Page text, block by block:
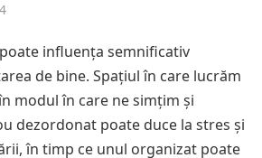
influența semnificativ
de bine. Spațiul în care lucrăm
modul în care ne simțim și
dezordonat poate duce la stres și
în timp ce unul organizat poate